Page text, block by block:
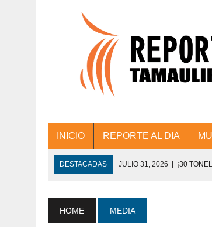
INICIO REPORTE AL DIA
DESTACADAS JULIO 31, 2026 | ¡30
JULIO 30, 2026 | 💧🚰 ¡AGUA PARA LA
HOME MEDIA